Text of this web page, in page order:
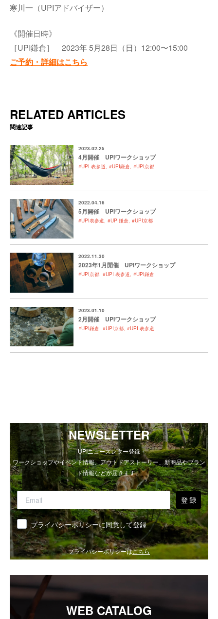
寒川一（UPIアドバイザー）
《開催日時》
［UPI鎌倉］ 2023年 5月28日（日）12:00〜15:00
ご予約・詳細はこちら
RELATED ARTICLES
関連記事
2023.02.25
4月開催 UPIワークショップ
#UPI 表参道 #UPI鎌倉 #UPI京都
2022.04.16
5月開催 UPIワークショップ
#UPI表参道 #UPI鎌倉 #UPI京都
2022.11.30
2023年1月開催 UPIワークショップ
#UPI京都 #UPI 表参道 #UPI鎌倉
2023.01.10
2月開催 UPIワークショップ
#UPI鎌倉 #UPI京都 #UPI 表参道
NEWSLETTER
UPIニュースレター登録
ワークショップやイベント情報、アウトドアストーリー、新商品やブラン
ド情報などが届きます。
登 録
同意 プライバシーポリシーに同意して登録
プライバシーポリシーはこちら
WEB CATALOG